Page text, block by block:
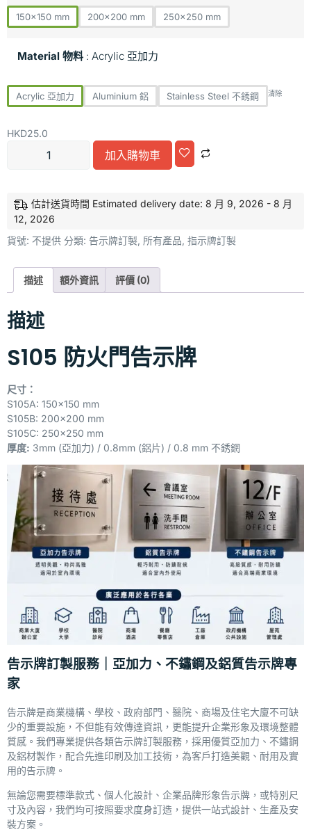
150x150 mm 200x200 mm 250x250 mm
Material 物料 Acrylic 亞加力
Acrylic 亞加力 Aluminium 鋁 Stainless Steel 不銹鋼 清除
HKD25.0
加入購物車
估計送貨時間 Estimated delivery date: 8 月 9, 2026 - 8 月
12, 2026
貨號: 不提供 分類: 告示牌訂製 所有產品 指示牌訂製
描述 額外資訊 評價 (0)
描述
S105 防火門告示牌
尺寸：
S105A: 150×150 mm
S105B: 200×200 mm
S105C: 250×250 mm
厚度: 3mm (亞加力) / 0.8mm (鋁片) / 0.8 mm 不銹龬
告示牌訂製服務｜亞加力、不鏽鋼及鋁質告示牌專
家
告示牌是商業機構、學校、政府部門、醫院、商場及住宅大廈不可缺
少的重要設施，不但能有效傳達資訊，更能提升企業形象及環境整體
質感。我們專業提供各類告示牌訂製服務，採用優質亞加力、不鏽鋼
及鋁材製作，配合先進印刷及加工技術，為客戶打造美觀、耐用及實
用的告示牌。
無論您需要標準款式、個人化設計、企業品牌形象告示牌，或特別尺
寸及內容，我們均可按照要求度身訂造，提供一站式設計、生產及安
裝方案。